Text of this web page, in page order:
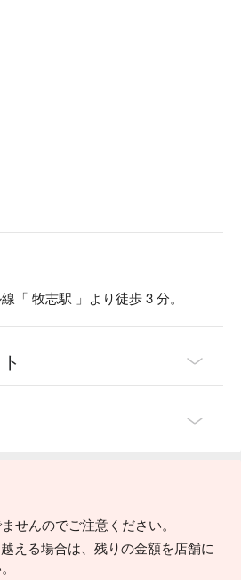
「 牧志駅 」より徒歩 3 分。
せんのでご注意ください。
える場合は、残りの金額を店舗に